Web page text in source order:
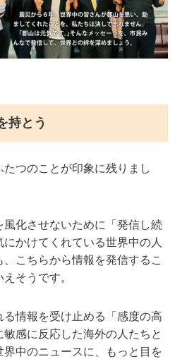
持とう
つのことが印象に残りまし
化させないために「発信し続
かけてくれている世界中の人
こちらから情報を発信するこ
そうです。
る情報を受け止める「感度の高
感に反応した海外の人たちと
界中のニュースに、もっと目を